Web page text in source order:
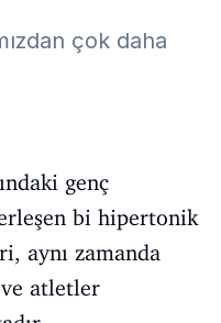
çok daha
genç
bi hipertonik
aynı zamanda
atletler